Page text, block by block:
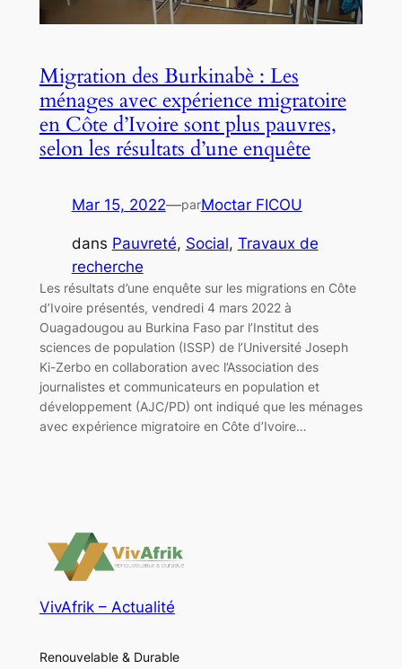
Migration des Burkinabè : Les
ménages avec expérience migratoire
en Côte d’Ivoire sont plus pauvres,
selon les résultats d’une enquête
Mar 15, 2022—parMoctar FICOU
dans Pauvreté, Social, Travaux de
recherche
Les résultats d’une enquête sur les migrations en Côte
d’Ivoire présentés, vendredi 4 mars 2022 à
Ouagadougou au Burkina Faso par l’Institut des
sciences de population (ISSP) de l’Université Joseph
Ki-Zerbo en collaboration avec l’Association des
journalistes et communicateurs en population et
développement (AJC/PD) ont indiqué que les ménages
avec expérience migratoire en Côte d’Ivoire…
VivAfrik – Actualité
Renouvelable & Durable